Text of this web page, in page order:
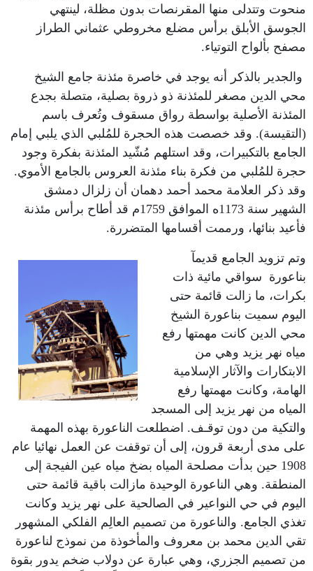
منحوت وتتدلى منها المقرنصات بدون مظلة، لينتهي
الجوسق الأبلق برأس مضلع مخروطي عثماني الطراز
مصفح بألواح التوتياء.
والجدير بالذكر أنه يوجد في خاصرة مئذنة جامع الشيخ
محي الدين مصغر للمئذنة ذو ذروة بصلية، متصلة بجدع
المئذنة الأصلية بواسطة رواق مسقوف وتُعرف باسم
(التقيسة). وقد خصصت هذه الحجرة للمُلبي الذي يلبي إمام
الجامع بالتكبيرات، وقد استلهم مُشّيد المئذنة بفكرة وجود
حجرة للمُلبي من فكرة بناء مئذنة العروس بالجامع الأموي.
وقد ذكر العلامة محمد أحمد دهمان أن زلزال دمشق
الشهير سنة 1173ه الموافق 1759م قد أطاح برأس مئذنة
فأعيد بنائها، ورممت أقسامها المتضررة.
وتم تزويد الجامع قديمآ
بناعورة سواقي مائية ذات
بكرات، ما زالت قائمة حتى
اليوم سميت بناعورة الشيخ
محي الدين كانت مهمتها رفع
مياه نهر يزيد وهي من
الابتكارات والآثار الإسلامية
الهامة، وكانت مهمتها رفع
المياه من نهر يزيد إلى المسجد
والتكية من دون توقـف. اضطلعت الناعورة بهذه المهمة
على مدى أربعة قرون، إلى أن توقفت عن العمل نهائيا عام
1908 حين بدأت مصلحة المياه بضخ مياه عين الفيجة إلى
المنطقة. وهي الناعورة الوحيدة مازالت باقية قائمة حتى
اليوم في حي النواعير في الصالحية على نهر يزيد وكانت
تغذي الجامع. والناعورة من تصميم العالِم الفلكي المشهور
تقي الدين محمد بن معروف والمأخوذة من نموذج لناعورة
من تصميم الجزري، وهي عبارة عن دولاب ضخم يدور بقوة